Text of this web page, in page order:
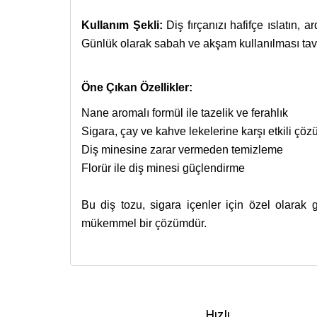
Kullanım Şekli: Diş fırçanızı hafifçe
Günlük olarak sabah ve akşam kullanılması
Öne Çıkan Özellikler:
Nane aromalı formül ile tazelik ve ferahlık
Sigara, çay ve kahve lekelerine karşı etkili
Diş minesine zarar vermeden temizleme
Florür ile diş minesi güçlendirme
Bu diş tozu, sigara içenler için özel olarak
mükemmel bir çözümdür.
İçerik bulunamadı.
dermokozmetik ürünlergibi internetten